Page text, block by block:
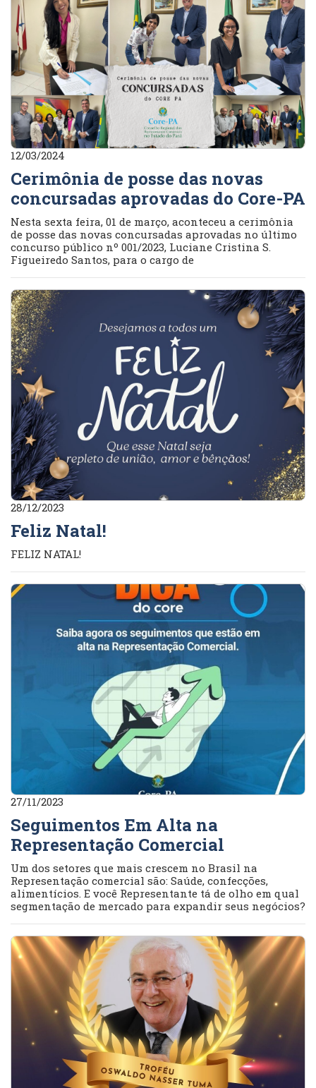
12/03/2024
Cerimônia de posse das novas
concursadas aprovadas do Core-PA
Nesta sexta feira, 01 de março, aconteceu a cerimônia
de posse das novas concursadas aprovadas no último
concurso público nº 001/2023, Luciane Cristina S.
Figueiredo Santos, para o cargo de
28/12/2023
Feliz Natal!
FELIZ NATAL!
27/11/2023
Seguimentos Em Alta na
Representação Comercial
Um dos setores que mais crescem no Brasil na
Representação comercial são: Saúde, confecções,
alimentícios. E você Representante tá de olho em qual
segmentação de mercado para expandir seus negócios?